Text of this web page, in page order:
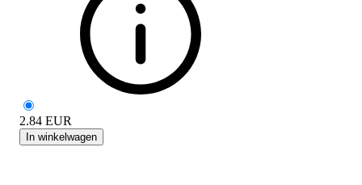
2.84 EUR
In winkelwagen